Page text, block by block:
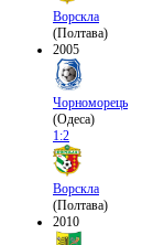
Ворскла
(Полтава)
2005
Чорноморець
(Одеса)
1:2
Ворскла
(Полтава)
2010